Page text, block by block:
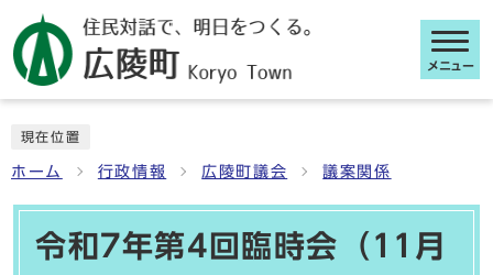
メニュー
現在位置
ホーム 行政情報 広陵町議会 議案関係
令和7年第4回臨時会（11月